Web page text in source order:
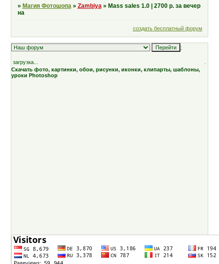
» Магия Фотошопа » Zambiya » Mass sales 1.0 | 2700 р. за вечер
на
создать бесплатный форум
;
загрузка...
Скачать фото, картинки, обои, рисунки, иконки, клипарты, шаблоны,
уроки Photoshop